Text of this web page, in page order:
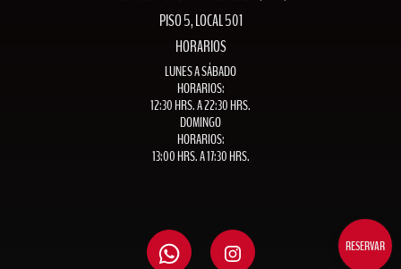
RESERVAR
PISO 5, LOCAL 501
HORARIOS
LUNES A SÁBADO
HORARIOS:
12:30 HRS. A 22:30 HRS.
DOMINGO
HORARIOS:
13:00 HRS. A 17:30 HRS.